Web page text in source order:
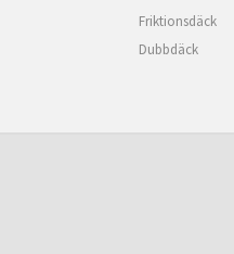
Friktionsdäck
Dubbdäck